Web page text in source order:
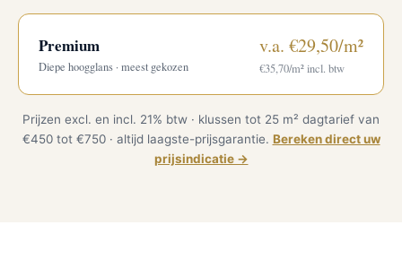
Premium
Diepe hoogglans · meest gekozen
v.a. €29,50/m²
€35,70/m² incl. btw
Prijzen excl. en incl. 21% btw · klussen tot 25 m² dagtarief van
€450 tot €750 · altijd laagste-prijsgarantie. Bereken direct uw
prijsindicatie →